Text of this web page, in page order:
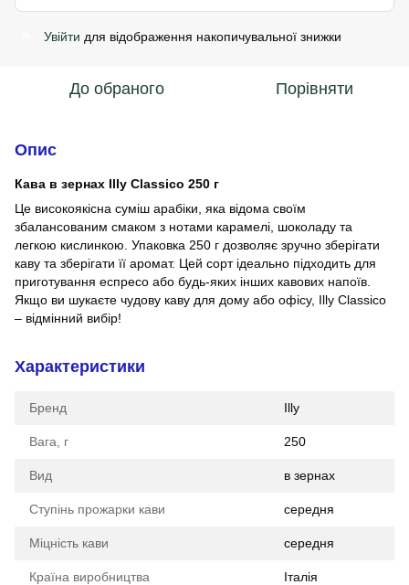
Увійти для відображення накопичувальної знижки
До обраного Порівняти
Опис
Кава в зернах Illy Classico 250 г
Це високоякісна суміш арабіки, яка відома своїм
збалансованим смаком з нотами карамелі, шоколаду та
легкою кислинкою. Упаковка 250 г дозволяє зручно зберігати
каву та зберігати її аромат. Цей сорт ідеально підходить для
приготування еспресо або будь-яких інших кавових напоїв.
Якщо ви шукаєте чудову каву для дому або офісу, Illy Classico
– відмінний вибір!
Характеристики
Бренд Illy
Вага, г 250
Вид в зернах
Ступінь прожарки кави середня
Міцність кави середня
Країна виробництва Італія